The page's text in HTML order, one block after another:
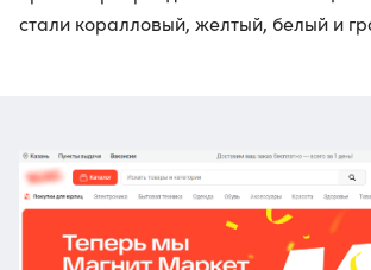
стали коралловый, желтый, белый и